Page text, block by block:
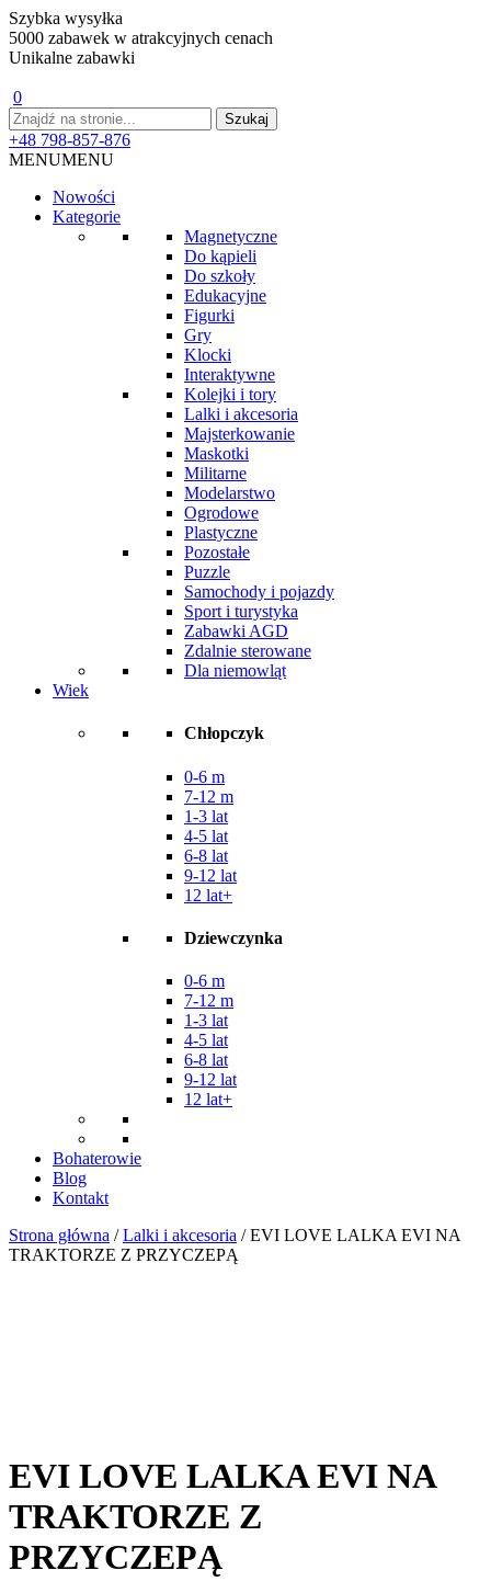
Szybka wysyłka
5000 zabawek w atrakcyjnych cenach
Unikalne zabawki
0
+48 798-857-876
MENUMENU
Nowości
Kategorie
Magnetyczne
Do kąpieli
Do szkoły
Edukacyjne
Figurki
Gry
Klocki
Interaktywne
Kolejki i tory
Lalki i akcesoria
Majsterkowanie
Maskotki
Militarne
Modelarstwo
Ogrodowe
Plastyczne
Pozostałe
Puzzle
Samochody i pojazdy
Sport i turystyka
Zabawki AGD
Zdalnie sterowane
Dla niemowląt
Wiek
Chłopczyk
0-6 m
7-12 m
1-3 lat
4-5 lat
6-8 lat
9-12 lat
12 lat+
Dziewczynka
0-6 m
7-12 m
1-3 lat
4-5 lat
6-8 lat
9-12 lat
12 lat+
Bohaterowie
Blog
Kontakt
Strona główna /Lalki i akcesoria / EVI LOVE LALKA EVI NA
TRAKTORZE Z PRZYCZEPĄ
EVI LOVE LALKA EVI NA
TRAKTORZE Z
PRZYCZEPĄ